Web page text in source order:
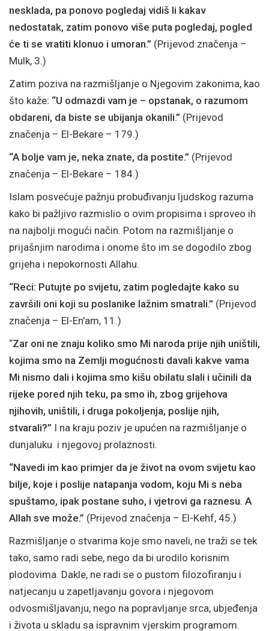
nesklada, pa ponovo pogledaj vidiš li kakav
nedostatak, zatim ponovo više puta pogledaj, pogled
će ti se vratiti klonuo i umoran.” (Prijevod značenja –
Mulk, 3.)
Zatim poziva na razmišljanje o Njegovim zakonima, kao
što kaže: “U odmazdi vam je – opstanak, o razumom
obdareni, da biste se ubijanja okanili.” (Prijevod
značenja – El-Bekare – 179.)
“A bolje vam je, neka znate, da postite.” (Prijevod
značenja – El-Bekare – 184.)
Islam posvećuje pažnju probuđivanju ljudskog razuma
kako bi pažljivo razmislio o ovim propisima i sproveo ih
na najbolji mogući način. Potom na razmišljanje o
prijašnjim narodima i onome što im se dogodilo zbog
grijeha i nepokornosti Allahu.
“Reci: Putujte po svijetu, zatim pogledajte kako su
završili oni koji su poslanike lažnim smatrali.” (Prijevod
značenja – El-En'am, 11.)
“Zar oni ne znaju koliko smo Mi naroda prije njih uništili,
kojima smo na Zemlji mogućnosti davali kakve vama
Mi nismo dali i kojima smo kišu obilatu slali i učinili da
rijeke pored njih teku, pa smo ih, zbog grijehova
njihovih, uništili, i druga pokoljenja, poslije njih,
stvarali?” I na kraju poziv je upućen na razmišljanje o
dunjaluku i njegovoj prolaznosti.
“Navedi im kao primjer da je život na ovom svijetu kao
bilje, koje i poslije natapanja vodom, koju Mi s neba
spuštamo, ipak postane suho, i vjetrovi ga raznesu. A
Allah sve može.” (Prijevod značenja – El-Kehf, 45.)
Razmišljanje o stvarima koje smo naveli, ne traži se tek
tako, samo radi sebe, nego da bi urodilo korisnim
plodovima. Dakle, ne radi se o pustom filozofiranju i
natjecanju u zapetljavanju govora i njegovom
odvosmišljavanju, nego na popravljanje srca, ubjeđenja
i života u skladu sa ispravnim vjerskim programom.